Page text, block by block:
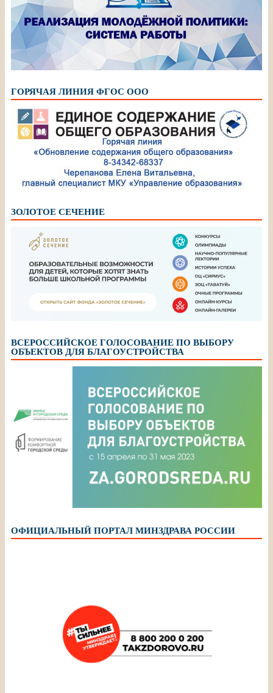
ГОРЯЧАЯ ЛИНИЯ ФГОС ООО
ЗОЛОТОЕ СЕЧЕНИЕ
ВСЕРОССИЙСКОЕ ГОЛОСОВАНИЕ ПО ВЫБОРУ
ОБЪЕКТОВ ДЛЯ БЛАГОУСТРОЙСТВА
ОФИЦИАЛЬНЫЙ ПОРТАЛ МИНЗДРАВА РОССИИ